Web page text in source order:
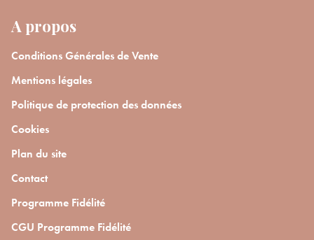
A propos
Conditions Générales de Vente
Mentions légales
Politique de protection des données
Cookies
Plan du site
Contact
Programme Fidélité
CGU Programme Fidélité